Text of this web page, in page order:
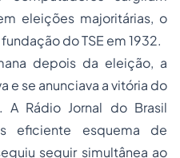
eleições majoritárias, o
do TSE em 1932.
depois da eleição, a
e se anunciava a vitória do
A Rádio Jornal do Brasil
eficiente esquema de
seguir simultânea ao